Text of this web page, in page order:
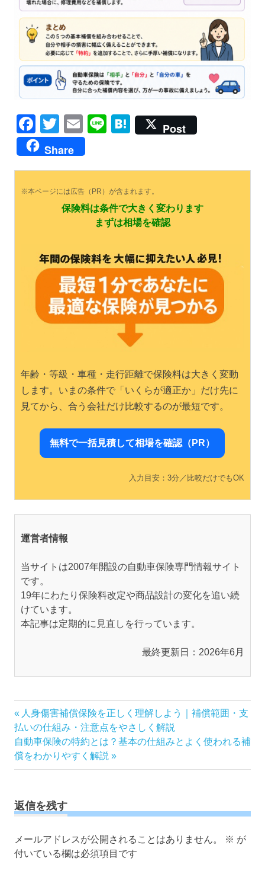
Facebook
TwitterEmailLineHatena
Post
Share
※本ページには広告（PR）が含まれます。
保険料は条件で大きく変わります
まずは相場を確認
年齢・等級・車種・走行距離で保険料は大きく変動
します。いまの条件で「いくらが適正か」だけ先に
見てから、合う会社だけ比較するのが最短です。
無料で一括見積して相場を確認（PR）
入力目安：3分／比較だけでもOK
運営者情報
当サイトは2007年開設の自動車保険専門情報サイト
です。
19年にわたり保険料改定や商品設計の変化を追い続
けています。
本記事は定期的に見直しを行っています。
最終更新日：2026年6月
投
稿
ナ
ビ
シ
ン
前
の
記
事:
人身傷害補償保険を正しく理解しよう｜補償範囲・支
払いの仕組み・注意点をやさしく解説
次
の
記
自動車保険の特約とは？基本の仕組みとよく使われる補
償をわかりやすく解説
返信を残す
メールアドレスが公開されることはありません。 ※ が
付いている欄は必須項目です